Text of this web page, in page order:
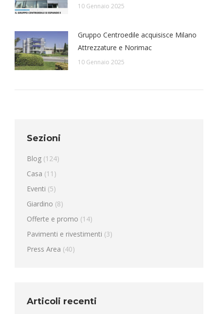
10 Gennaio 2025
Gruppo Centroedile acquisisce Milano
Attrezzature e Norimac
10 Gennaio 2025
Sezioni
Blog (124)
Casa (11)
Eventi (5)
Giardino (8)
Offerte e promo (14)
Pavimenti e rivestimenti (3)
Press Area (40)
Articoli recenti